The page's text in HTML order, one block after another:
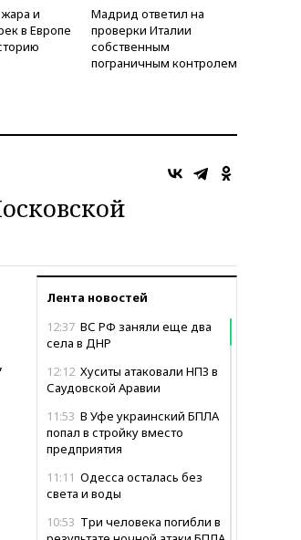
и
в Европе
Мадрид ответил на
проверки Италии
собственным
пограничным контролем
Лента новостей
12:37 ВС РФ заняли еще два
села в ДНР
12:12 Хуситы атаковали НПЗ в
Саудовской Аравии
11:53 В Уфе украинский БПЛА
попал в стройку вместо
предприятия
11:11 Одесса осталась без
света и воды
10:53 Три человека погибли в